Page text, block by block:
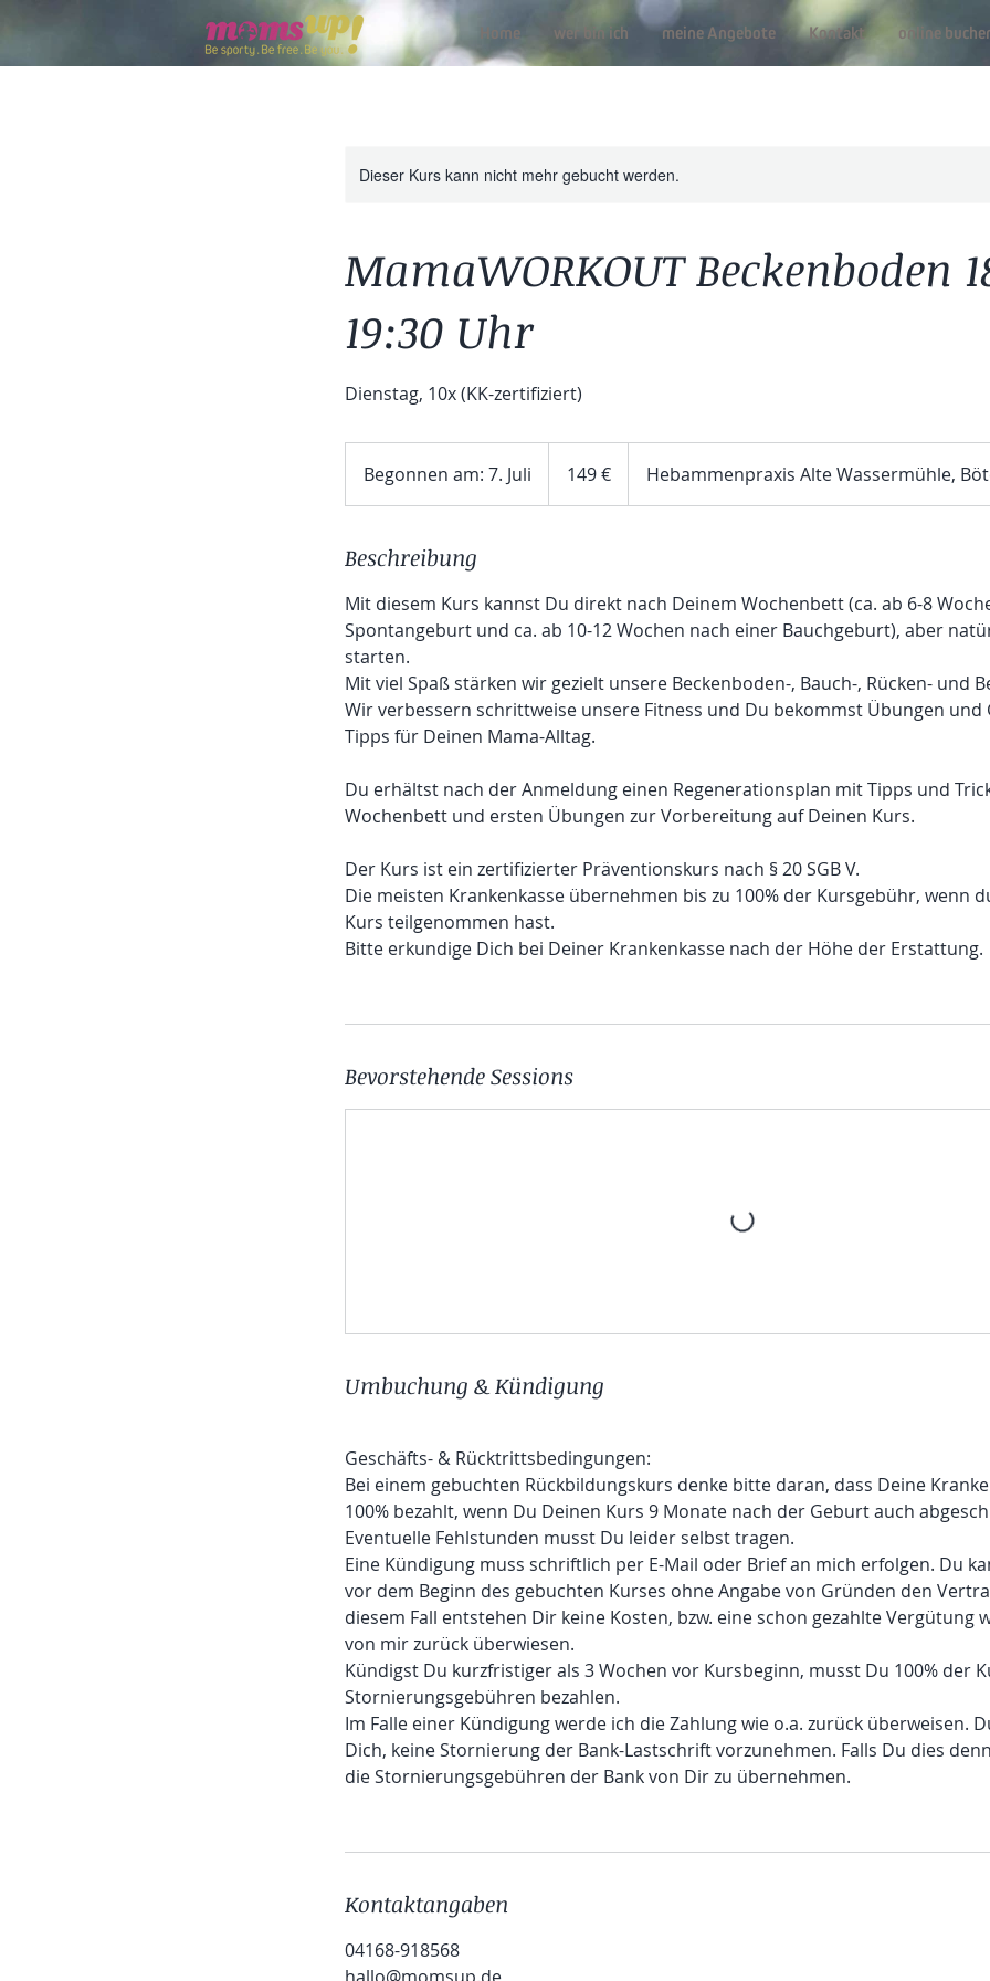
Home wer bin ich meine Angebote Kontakt online
Dieser Kurs kann nicht mehr gebucht werden.
MamaWORKOUT Beckenboden
19:30 Uhr
Dienstag, 10x (KK-zertifiziert)
Begonnen am: 7. Juli
e
n
e
a
m
:
.
J
l
i
149 € Hebammenpraxis Alte Wassermühle,
Beschreibung
Mit diesem Kurs kannst Du direkt nach Deinem Wochenbett (ca. ab 6-8
Spontangeburt und ca. ab 10-12 Wochen nach einer Bauchgeburt), aber
starten.
Mit viel Spaß stärken wir gezielt unsere Beckenboden-, Bauch-, Rücken- und
Wir verbessern schrittweise unsere Fitness und Du bekommst Übungen und
Tipps für Deinen Mama-Alltag.
Du erhältst nach der Anmeldung einen Regenerationsplan mit Tipps und
Wochenbett und ersten Übungen zur Vorbereitung auf Deinen Kurs.
Der Kurs ist ein zertifizierter Präventionskurs nach § 20 SGB V.
Die meisten Krankenkasse übernehmen bis zu 100% der Kursgebühr, wenn
Kurs teilgenommen hast.
Bitte erkundige Dich bei Deiner Krankenkasse nach der Höhe der Erstattung.
Bevorstehende Sessions
Umbuchung & Kündigung
Geschäfts- & Rücktrittsbedingungen:
Bei einem gebuchten Rückbildungskurs denke bitte daran, dass Deine
100% bezahlt, wenn Du Deinen Kurs 9 Monate nach der Geburt auch
Eventuelle Fehlstunden musst Du leider selbst tragen.
Eine Kündigung muss schriftlich per E-Mail oder Brief an mich erfolgen. Du
vor dem Beginn des gebuchten Kurses ohne Angabe von Gründen den
diesem Fall entstehen Dir keine Kosten, bzw. eine schon gezahlte Vergütung
von mir zurück überwiesen.
Kündigst Du kurzfristiger als 3 Wochen vor Kursbeginn, musst Du 100% der
Stornierungsgebühren bezahlen.
Im Falle einer Kündigung werde ich die Zahlung wie o.a. zurück überweisen.
Dich, keine Stornierung der Bank-Lastschrift vorzunehmen. Falls Du dies
die Stornierungsgebühren der Bank von Dir zu übernehmen.
Kontaktangaben
04168-918568